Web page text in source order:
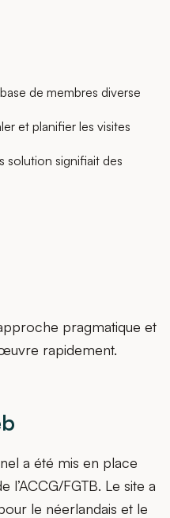
de membres diverse
et planifier les visites
solution signifiait des
pragmatique et
rapidement.
a été mis en place
FGTB. Le site a
le néerlandais et le